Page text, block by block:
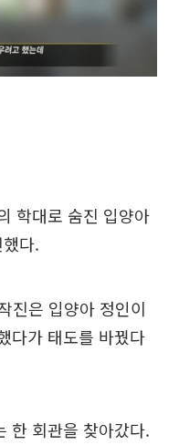
학대로 숨진 입양아
다.
진은 입양아 정인이
다가 태도를 바꿨다
한 회관을 찾아갔다.